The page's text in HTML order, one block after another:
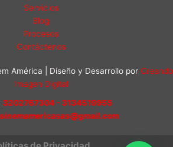
Servicios
Blog
Procesos
Contáctenos
América | Diseño y Desarrollo por Creando
Imagen Digital
3202767304 - 3134519955